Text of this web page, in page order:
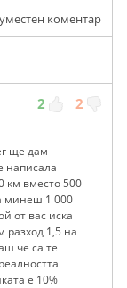
коментар
2 2
ще дам
написала
км вместо 500
минеш 1 000
от вас иска
разход 1,5 на
че са те
е 10%